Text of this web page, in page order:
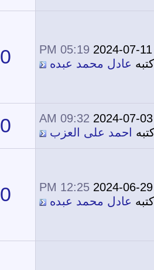
2024-07-11
05:19 PM
كتبه عادل محمد عبده 0
2024-07-03
09:32 AM
احمد على العزب 0
2024-06-29
12:25 PM
كتبه عادل محمد عبده 0